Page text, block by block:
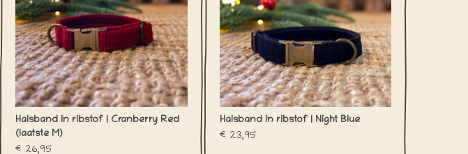
Halsband in ribstof | Cranberry Red
(laatste M)
€26,95
Halsband in ribstof | Night Blue
€23,95